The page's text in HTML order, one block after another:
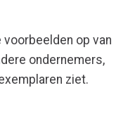
op van
ondernemers,
ziet.